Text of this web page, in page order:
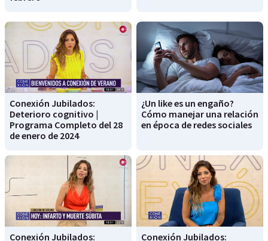
Conexión Jubilados:
Deterioro cognitivo |
Programa Completo del 28
de enero de 2024
¿Un like es un engaño?
Cómo manejar una relación
en época de redes sociales
Conexión Jubilados:
Conexión Jubilados: